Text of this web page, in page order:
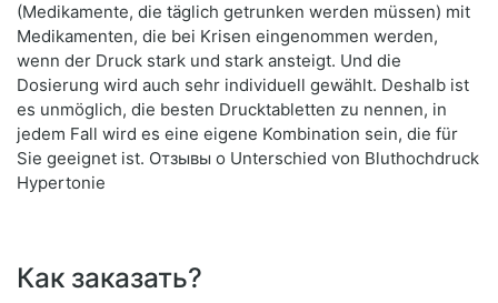
(Medikamente, die täglich getrunken werden müssen) mit
Medikamenten, die bei Krisen eingenommen werden,
wenn der Druck stark und stark ansteigt. Und die
Dosierung wird auch sehr individuell gewählt. Deshalb ist
es unmöglich, die besten Drucktabletten zu nennen, in
jedem Fall wird es eine eigene Kombination sein, die für
Sie geeignet ist. Отзывы о Unterschied von Bluthochdruck
Hypertonie
Как заказать?